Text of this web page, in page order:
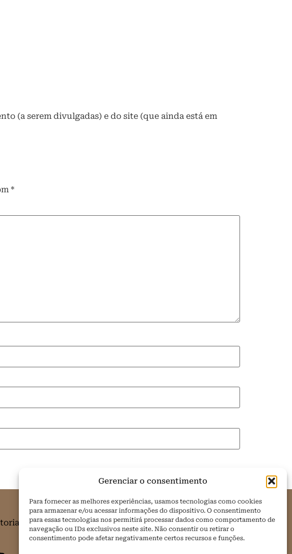
Gerenciar o consentimento
Para fornecer as melhores experiências, usamos tecnologias como cookies
para armazenar e/ou acessar informações do dispositivo. O consentimento
para essas tecnologias nos permitirá processar dados como comportamento de
navegação ou IDs exclusivos neste site. Não consentir ou retirar o
consentimento pode afetar negativamente certos recursos e funções.
(a serem divulgadas) e do site (que ainda está em
*